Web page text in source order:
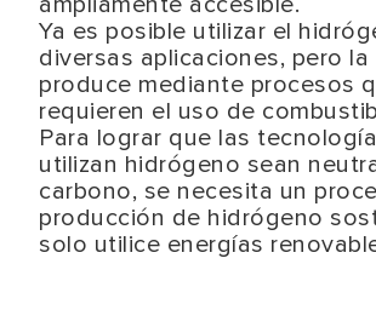
Ya es posible utilizar el
diversas aplicaciones, pero la
produce mediante procesos
requieren el uso de
Para lograr que las
utilizan hidrógeno sean
carbono, se necesita un
producción de hidrógeno
solo utilice energías